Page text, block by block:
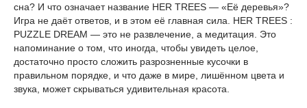
сна? И что означает название HER TREES — «Её деревья»?
Игра не даёт ответов, и в этом её главная сила. HER TREES :
PUZZLE DREAM — это не развлечение, а медитация. Это
напоминание о том, что иногда, чтобы увидеть целое,
достаточно просто сложить разрозненные кусочки в
правильном порядке, и что даже в мире, лишённом цвета и
звука, может скрываться удивительная красота.